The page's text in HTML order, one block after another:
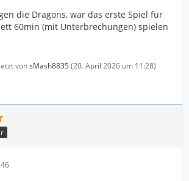
die Dragons, war das erste Spiel für
60min (mit Unterbrechungen) spielen
vonsMash8835 (20. April 2026 um 11:28)